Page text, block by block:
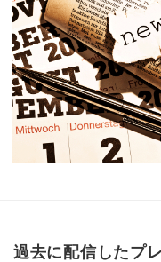
過去に配信したプ